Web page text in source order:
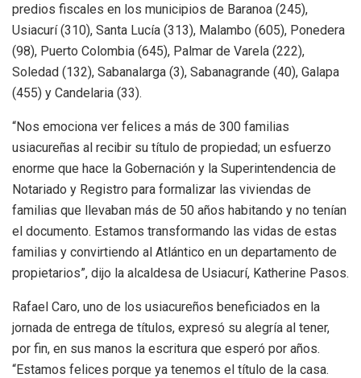
predios fiscales en los municipios de Baranoa (245),
Usiacurí (310), Santa Lucía (313), Malambo (605), Ponedera
(98), Puerto Colombia (645), Palmar de Varela (222),
Soledad (132), Sabanalarga (3), Sabanagrande (40), Galapa
(455) y Candelaria (33).
“Nos emociona ver felices a más de 300 familias
usiacureñas al recibir su título de propiedad; un esfuerzo
enorme que hace la Gobernación y la Superintendencia de
Notariado y Registro para formalizar las viviendas de
familias que llevaban más de 50 años habitando y no tenían
el documento. Estamos transformando las vidas de estas
familias y convirtiendo al Atlántico en un departamento de
propietarios”, dijo la alcaldesa de Usiacurí, Katherine Pasos.
Rafael Caro, uno de los usiacureños beneficiados en la
jornada de entrega de títulos, expresó su alegría al tener,
por fin, en sus manos la escritura que esperó por años.
“Estamos felices porque ya tenemos el título de la casa.